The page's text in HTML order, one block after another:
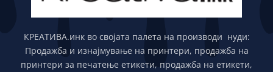
КРЕАТИВА.инк во својата палета на производи нуди:
Продажба и изнајмување на принтери, продажба на
принтери за печатење етикети, продажба на етикети,